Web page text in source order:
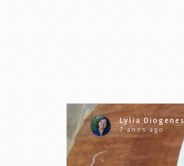
Lylia Diogenes
7 anos ago